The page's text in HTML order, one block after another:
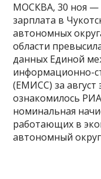
МОСКВА, 30 ноя —
зарплата в
автономных
области
данных Единой
информационно-
(ЕМИСС) за август
ознакомилось
номинальная
работающих в
автономный